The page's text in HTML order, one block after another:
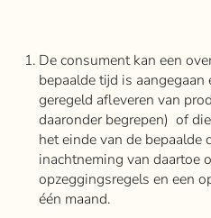
De consument kan een
bepaalde tijd is
geregeld afleveren van
daaronder begrepen) of
het einde van de bepaalde
inachtneming van daartoe
opzeggingsregels en een
één maand.